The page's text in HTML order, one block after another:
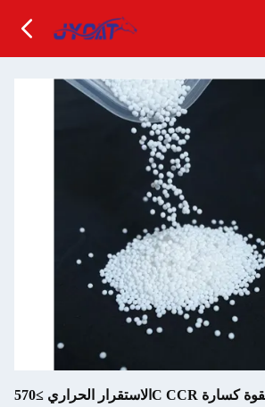
الاستقرار الحراري ≥570C CCR حامل الألومينا بقوة كسارة